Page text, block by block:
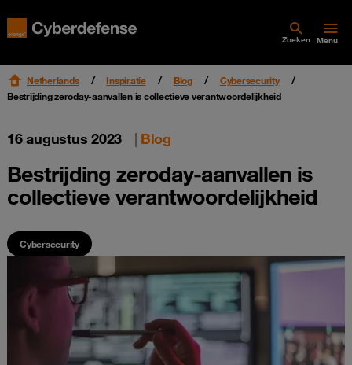
Zoeken Menu
Netherlands Inspiratie Blog
Cybersecurity
Bestrijding zeroday-aanvallen is collectieve verantwoordelijkheid
16 augustus 2023 | Blog
Bestrijding zeroday-aanvallen is
collectieve verantwoordelijkheid
Cybersecurity